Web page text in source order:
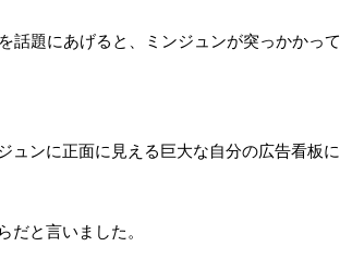
話題にあげると、ミンジュンが突っかかって
ュンに正面に見える巨大な自分の広告看板に
と言いました。